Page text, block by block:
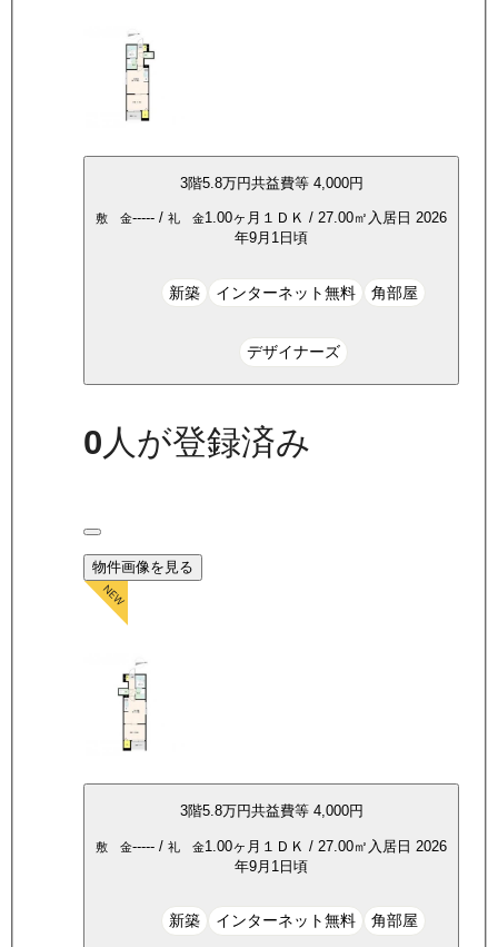
3階5.8万円共益費等 4,000円
敷 金----- / 礼 金1.00ヶ月 １ＤＫ / 27.00㎡ 入居日 2026
年9月1日頃
新築 インターネット無料 角部屋
デザイナーズ
0 人が登録済み
物件画像を見る
3階5.8万円共益費等 4,000円
敷 金----- / 礼 金1.00ヶ月 １ＤＫ / 27.00㎡ 入居日 2026
年9月1日頃
新築 インターネット無料 角部屋